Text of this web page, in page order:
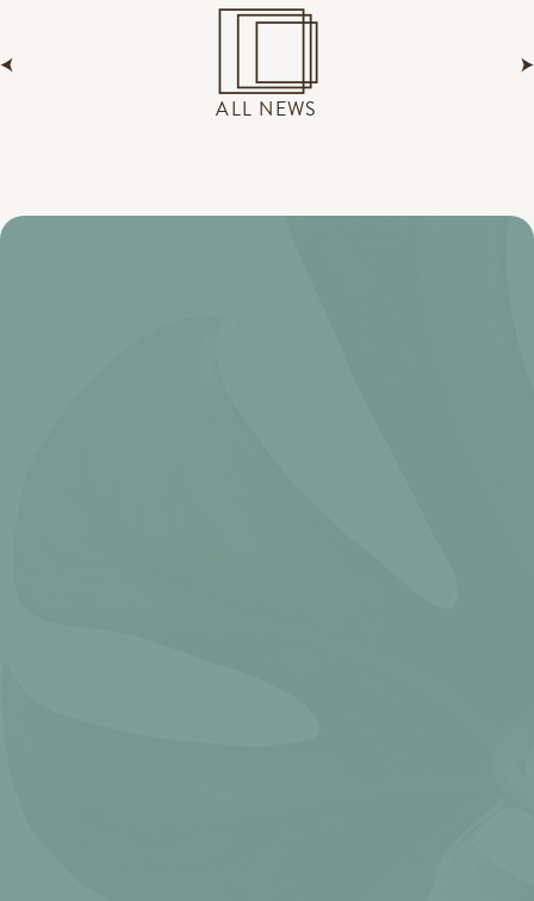
ALL NEWS